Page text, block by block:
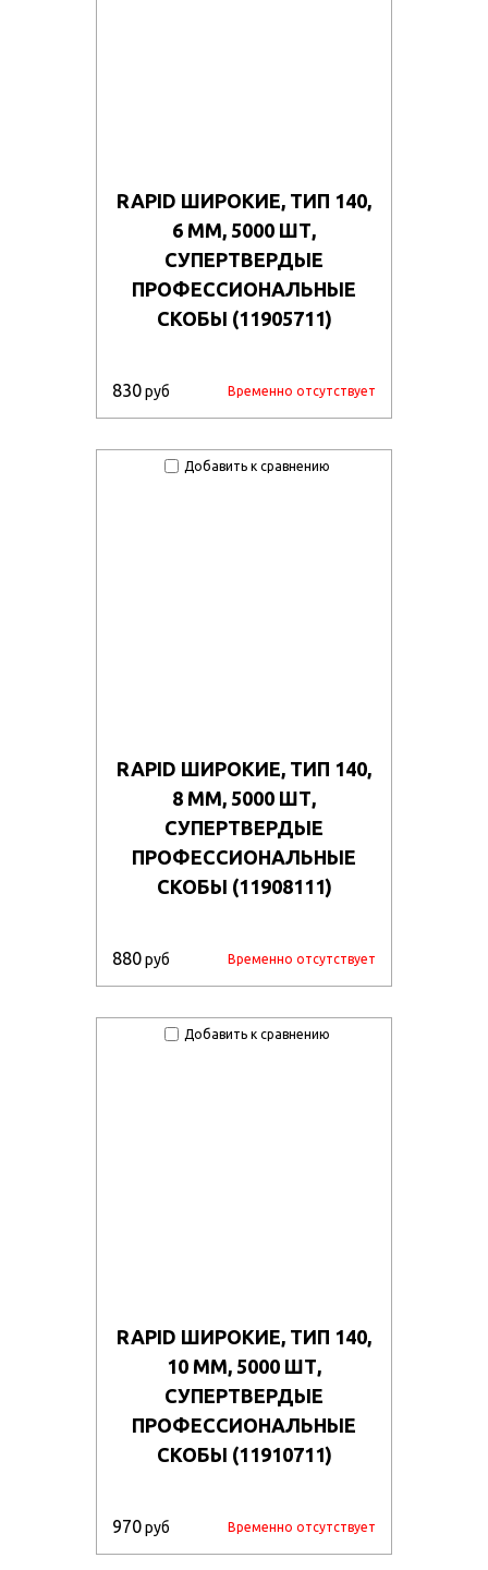
RAPID ШИРОКИЕ, ТИП 140,
6 ММ, 5000 ШТ,
СУПЕРТВЕРДЫЕ
ПРОФЕССИОНАЛЬНЫЕ
СКОБЫ (11905711)
830руб Временно отсутствует
Добавить к сравнению
RAPID ШИРОКИЕ, ТИП 140,
8 ММ, 5000 ШТ,
СУПЕРТВЕРДЫЕ
ПРОФЕССИОНАЛЬНЫЕ
СКОБЫ (11908111)
880руб Временно отсутствует
Добавить к сравнению
RAPID ШИРОКИЕ, ТИП 140,
10 ММ, 5000 ШТ,
СУПЕРТВЕРДЫЕ
ПРОФЕССИОНАЛЬНЫЕ
СКОБЫ (11910711)
970руб Временно отсутствует